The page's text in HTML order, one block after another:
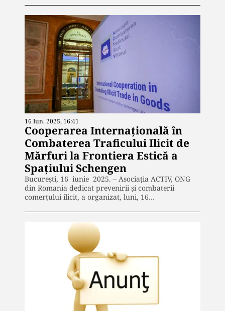
16 Iun. 2025, 16:41
Cooperarea Internațională în
Combaterea Traficului Ilicit de
Mărfuri la Frontiera Estică a
Spațiului Schengen
București, 16 iunie 2025. – Asociația ACTIV, ONG
din Romania dedicat prevenirii și combaterii
comerțului ilicit, a organizat, luni, 16…